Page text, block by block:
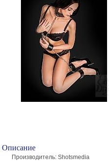
Описание
Производитель: Shotsmedia